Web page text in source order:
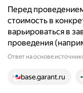
Перед
стоимость в
варьироваться в
проведения
Ответ на основе
21 источник
base.garant.ru